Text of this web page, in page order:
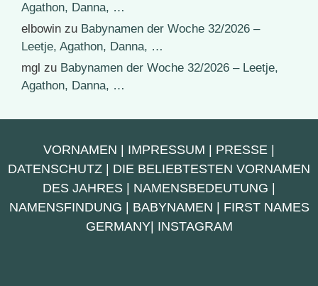
Agathon, Danna, …
elbowin zu Babynamen der Woche 32/2026 –
Leetje, Agathon, Danna, …
mgl zu Babynamen der Woche 32/2026 – Leetje,
Agathon, Danna, …
VORNAMEN IMPRESSUM PRESSE
DATENSCHUTZ
DIE BELIEBTESTEN VORNAMEN
DES JAHRES
NAMENSBEDEUTUNG
NAMENSFINDUNG
BABYNAMEN
FIRST NAMES
GERMANY| INSTAGRAM